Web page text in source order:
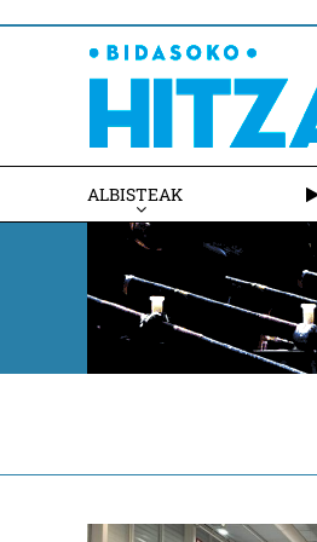
ALBISTEAK